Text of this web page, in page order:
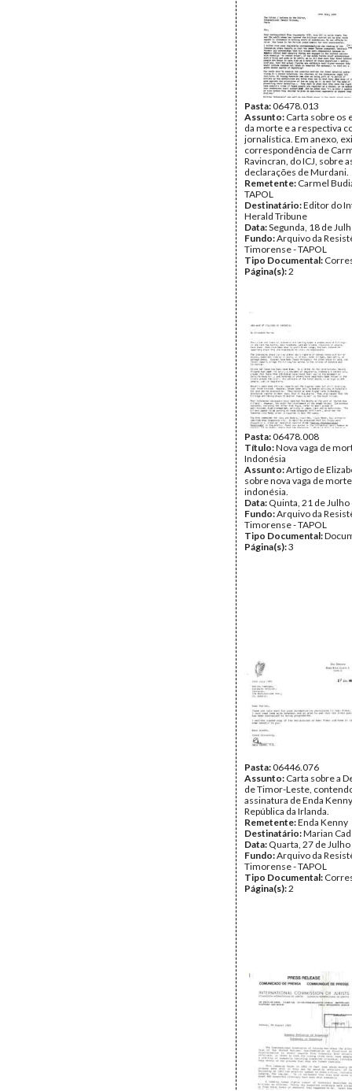
Pasta:06478.013
Assunto: Carta sobre os
da morte e a respectiva
jornalística. Em anexo,
correspondência de
Ravincran, do ICJ, sobre
declarações de Murdani.
Remetente: Carmel
TAPOL
Destinatário:Editor do
Herald Tribune
Data:Segunda, 18 de
Fundo:Arquivo da
Timorense - TAPOL
Tipo Documental:
Página(s):2
Pasta:06478.008
Título:Nova vaga de
Indonésia
Assunto:Artigo de
sobre nova vaga de
indonésia.
Data: Quinta, 21 de
Fundo:Arquivo da
Timorense - TAPOL
Tipo Documental:
Página(s):3
Pasta:06446.076
Assunto: Carta sobre a
de Timor-Leste,
assinatura de Enda
República da Irlanda.
Remetente:Enda Kenny
Destinatário:Marian
Data: Quarta, 27 de
Fundo:Arquivo da
Timorense - TAPOL
Tipo Documental:
Página(s):2